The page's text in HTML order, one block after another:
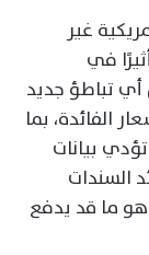
غير
في
أي تباطؤ جديد
الفائدة، بما
بيانات
السندات
ما قد يدفع